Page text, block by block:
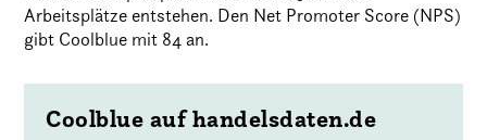
Arbeitsplätze entstehen. Den Net Promoter Score (NPS)
gibt Coolblue mit 84 an.
Coolblue auf handelsdaten.de